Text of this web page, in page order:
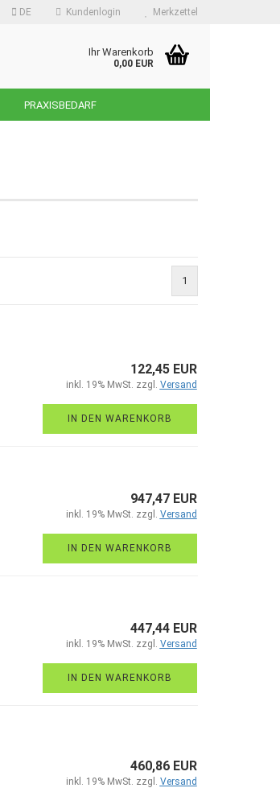
DE Kundenlogin Merkzettel
Ihr Warenkorb
0,00 EUR
PRAXISBEDARF
1
122,45 EUR
inkl. 19% MwSt. zzgl. Versand
IN DEN WARENKORB
947,47 EUR
inkl. 19% MwSt. zzgl. Versand
IN DEN WARENKORB
447,44 EUR
inkl. 19% MwSt. zzgl. Versand
IN DEN WARENKORB
460,86 EUR
inkl. 19% MwSt. zzgl. Versand